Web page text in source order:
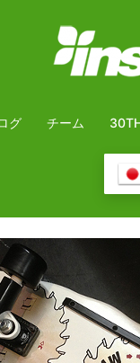
グ チーム